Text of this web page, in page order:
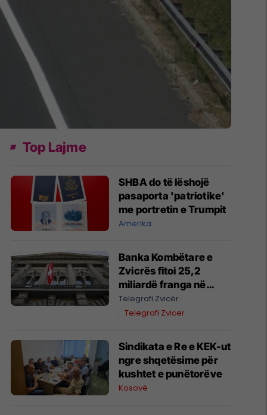
Top Lajme
SHBA do të lëshojë
pasaporta 'patriotike'
me portretin e Trumpit
Amerika
Banka Kombëtare e
Zvicrës fitoi 25,2
miliardë franga në
gjashtëmujorin e parë
të vitit 2026
Telegrafi Zvicër
Telegrafi Zvicer
Sindikata e Re e KEK-ut
ngre shqetësime për
kushtet e punëtorëve
Kosovë